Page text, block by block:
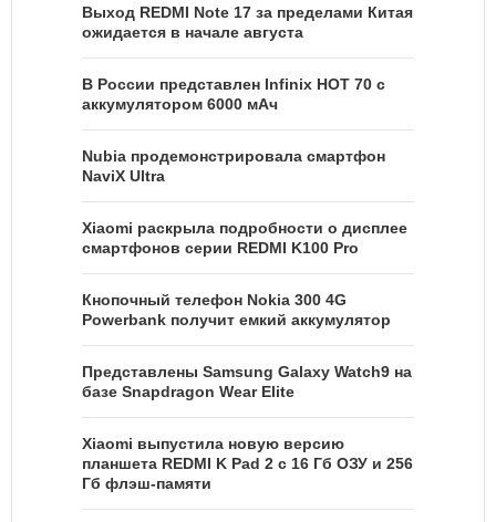
Выход REDMI Note 17 за пределами Китая
ожидается в начале августа
В России представлен Infinix HOT 70 с
аккумулятором 6000 мАч
Nubia продемонстрировала смартфон
NaviX Ultra
Xiaomi раскрыла подробности о дисплее
смартфонов серии REDMI K100 Pro
Кнопочный телефон Nokia 300 4G
Powerbank получит емкий аккумулятор
Представлены Samsung Galaxy Watch9 на
базе Snapdragon Wear Elite
Xiaomi выпустила новую версию
планшета REDMI K Pad 2 с 16 Гб ОЗУ и 256
Гб флэш-памяти